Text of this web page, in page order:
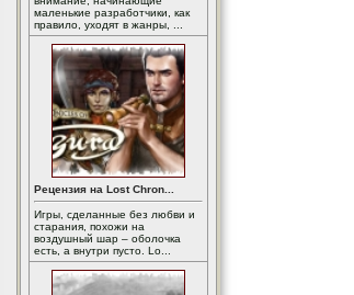
маленькие разработчики, как
правило, уходят в жанры, ...
Рецензия на Lost Chron...
Игры, сделанные без любви и
старания, похожи на
воздушный шар – оболочка
есть, а внутри пусто. Lo...